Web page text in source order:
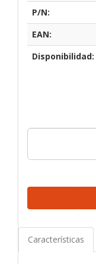
P/N:
EAN:
Disponibilidad:
Características